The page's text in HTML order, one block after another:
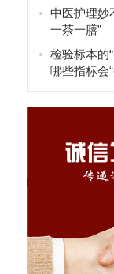
中医护理妙
一茶一膳”
检验标本的
哪些指标会“